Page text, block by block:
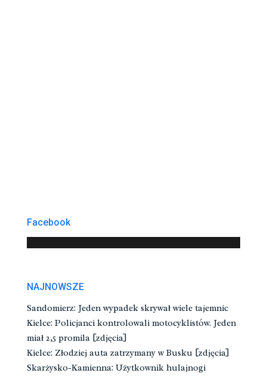
Facebook
NAJNOWSZE
Sandomierz: Jeden wypadek skrywał wiele tajemnic
Kielce: Policjanci kontrolowali motocyklistów. Jeden
miał 2,5 promila [zdjęcia]
Kielce: Złodziej auta zatrzymany w Busku [zdjęcia]
Skarżysko-Kamienna: Użytkownik hulajnogi